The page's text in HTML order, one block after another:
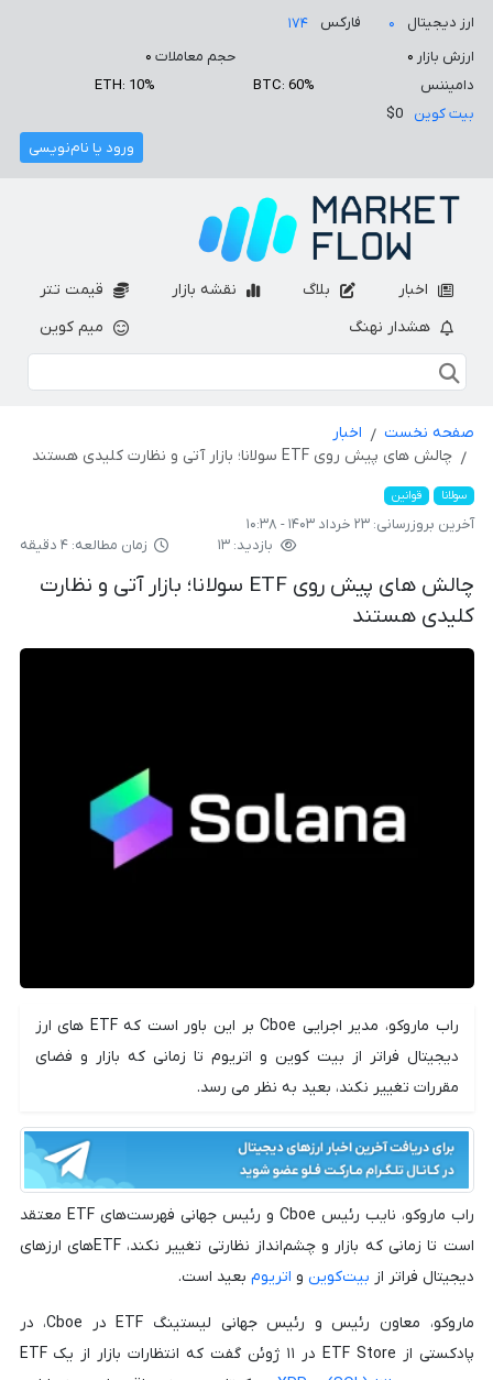
ارز دیجیتال ۰ فارکس
۱۷۴
ارزش بازار ۰ حجم معاملات ۰
دامیننس
BTC: 60%
ETH: 10%
بیت کوین
$0
ورود یا نام‌نویسی
اخبار بلاگ نقشه بازار
قیمت تتر
هشدار نهنگ
میم کوین
صفحه نخست
اخبار
چالش های پیش روی ETF سولانا؛ بازار آتی و نظارت کلیدی هستند
سولانا قوانین
آخرین بروزرسانی:۲۳ خرداد ۱۴۰۳ - ۱۰:۳۸
بازدید: ۱۳
زمان مطالعه: ۴ دقیقه
چالش های پیش روی ETF سولانا؛ بازار آتی و نظارت
کلیدی هستند
راب ماروکو، مدیر اجرایی Cboe بر این باور است که ETF های ارز
دیجیتال فراتر از بیت کوین و اتریوم تا زمانی که بازار و فضای
مقررات تغییر نکند، بعید به نظر می رسد.
راب ماروکو، نایب رئیس Cboe و رئیس جهانی فهرست‌های ETF معتقد
است تا زمانی که بازار و چشم‌انداز نظارتی تغییر نکند، ETFهای ارزهای
دیجیتال فراتر از بیت‌کوین و اتریوم بعید است.
ماروکو، معاون رئیس و رئیس جهانی لیستینگ ETF در Cboe، در
پادکستی از ETF Store در ۱۱ ژوئن گفت که انتظارات بازار از یک ETF